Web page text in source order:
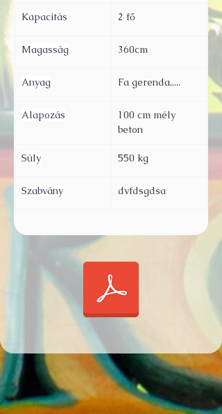
Kapacitás 2 fő
Magasság 360cm
Anyag Fa gerenda,....
Alapozás
100 cm mély
beton
Súly 550 kg
Szabvány dvfdsgdsa